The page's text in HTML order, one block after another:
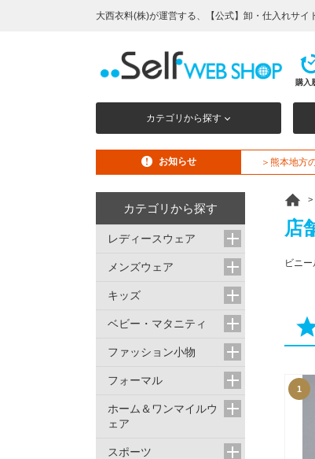
大西衣料(株)が運営する、【公式】卸・仕入れサ
購入
カテゴリから探す
お知らせ ＞熊本地方
>
店
ビニ
1
カテゴリから探す
レディースウェア
メンズウェア
キッズ
ベビー・マタニティ
ファッション小物
フォーマル
ホーム＆ワンマイルウ
ェア
スポーツ